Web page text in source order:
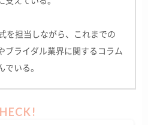
を担当しながら、これまでの
ブライダル業界に関するコラム
いる。